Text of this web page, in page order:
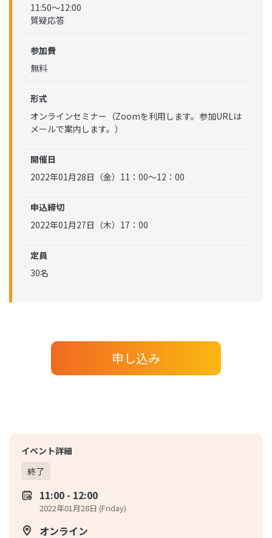
11:50～12:00
質疑応答
参加費
無料
形式
オンラインセミナー（Zoomを利用します。参加URLは
メールで案内します。）
開催日
2022年01月28日（金）11：00〜12：00
申込締切
2022年01月27日（木）17：00
定員
30名
申し込み
イベント詳細
終了
11:00 - 12:00
2022年01月28日 (Friday)
オンライン